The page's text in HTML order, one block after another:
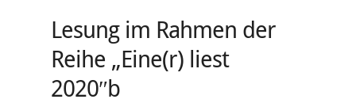
Lesung im Rahmen der
Reihe „Eine(r) liest
2020″b